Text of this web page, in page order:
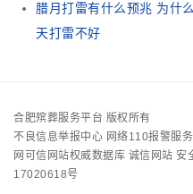
腊月打雷有什么预兆 为什
天打雷不好
合肥殡葬服务平台 版权所有
不良信息举报中心 网络110报警服务
网可信网站权威数据库 诚信网站 安
17020618号